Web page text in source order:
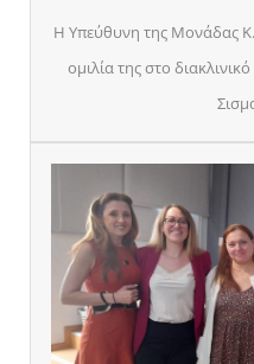
Η Υπεύθυνη της Μονάδας
ομιλία της στο